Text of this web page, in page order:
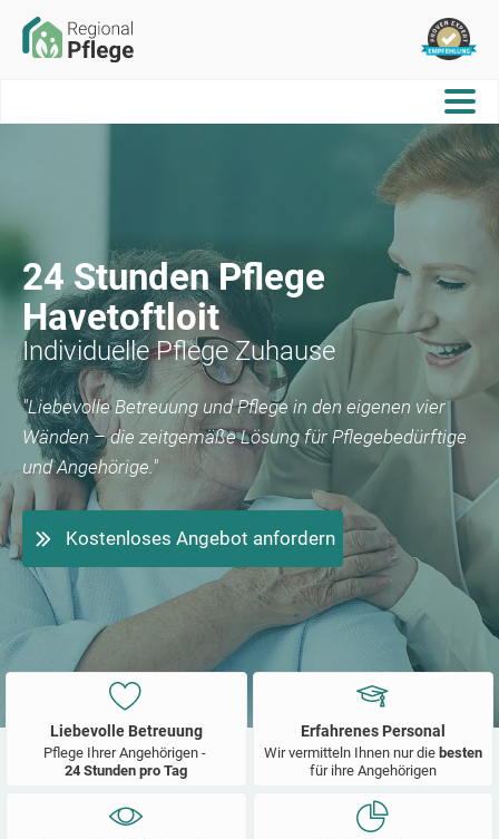
24 Stunden Pflege
Havetoftloit
Individuelle Pflege Zuhause
"Liebevolle Betreuung und Pflege in den eigenen vier
Wänden – die zeitgemäße Lösung für Pflegebedürftige
und Angehörige."
Kostenloses Angebot anfordern
Liebevolle Betreuung
Pflege Ihrer Angehörigen -
24 Stunden pro Tag
Erfahrenes Personal
Wir vermitteln Ihnen nur die besten
für ihre Angehörigen